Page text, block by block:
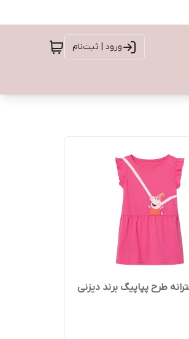
ورود | ثبت‌نام
طرح پپاپیگ برند دیزنی